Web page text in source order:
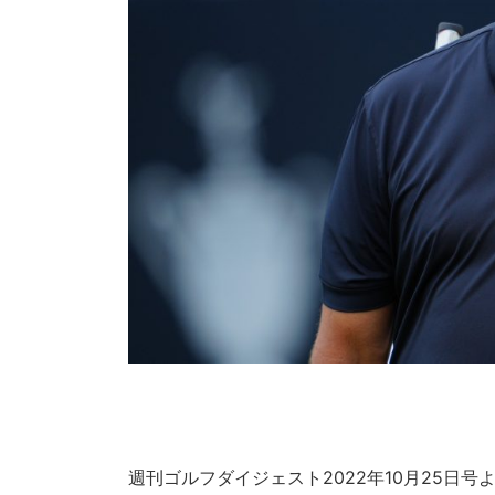
週刊ゴルフダイジェスト2022年10月25日号